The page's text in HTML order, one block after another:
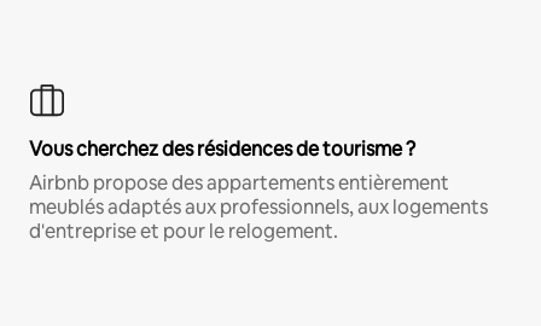
Vous cherchez des résidences de tourisme ?
Airbnb propose des appartements entièrement
meublés adaptés aux professionnels, aux logements
d'entreprise et pour le relogement.